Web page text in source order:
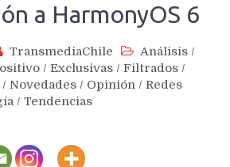
a HarmonyOS 6
TransmediaChile Análisis /
/ Exclusivas / Filtrados /
/ Novedades / Opinión / Redes
/ Tendencias